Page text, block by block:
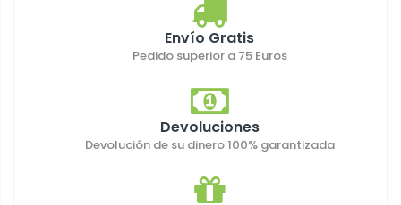
Envío Gratis
Pedido superior a 75 Euros
Devoluciones
Devolución de su dinero 100% garantizada